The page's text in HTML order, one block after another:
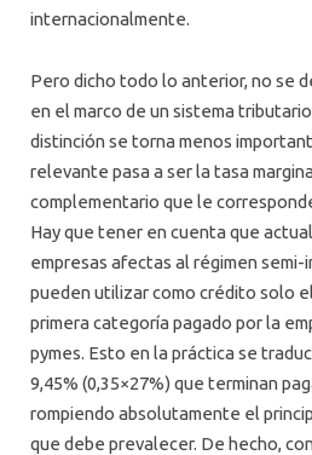
internacionalmente.
Pero dicho todo lo anterior, no se
en el marco de un sistema
distinción se torna menos
relevante pasa a ser la tasa
complementario que le
Hay que tener en cuenta que
empresas afectas al régimen
pueden utilizar como crédito solo
primera categoría pagado por la
pymes. Esto en la práctica se
9,45% (0,35×27%) que terminan
rompiendo absolutamente el
que debe prevalecer. De hecho,